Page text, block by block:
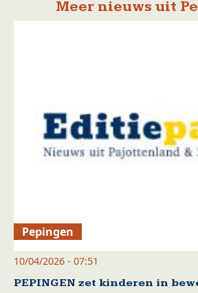
Meer nieuws uit
Pepingen
10/04/2026 - 07:51
PEPINGEN zet kinderen in